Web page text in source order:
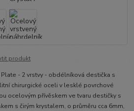
produkt
- 2 vrstvy - obdélníková destička s
chirurgické oceli v lesklé povrchové
ocelovým přívěskem ve tvaru destičky s
s čirým krystalem, o průměru cca 6mm,